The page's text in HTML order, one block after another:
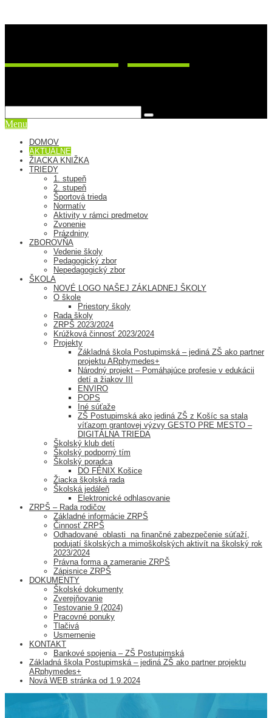
Menu
DOMOV
AKTUÁLNE
ŽIACKA KNIŽKA
TRIEDY
1. stupeň
2. stupeň
Športová trieda
Normatív
Aktivity v rámci predmetov
Zvonenie
Prázdniny
ZBOROVŇA
Vedenie školy
Pedagogický zbor
Nepedagogický zbor
ŠKOLA
NOVÉ LOGO NAŠEJ ZÁKLADNEJ ŠKOLY
O škole
Priestory školy
Rada školy
ZRPŠ 2023/2024
Krúžková činnosť 2023/2024
Projekty
Základná škola Postupimská – jediná ZŠ ako partner
projektu ARphymedes+
Národný projekt – Pomáhajúce profesie v edukácii
detí a žiakov III
ENVIRO
POPS
Iné súťaže
ZŠ Postupimská ako jediná ZŠ z Košíc sa stala
víťazom grantovej výzvy GESTO PRE MESTO –
DIGITÁLNA TRIEDA
Školský klub detí
Školský podporný tím
Školský poradca
DO FÉNIX Košice
Žiacka školská rada
Školská jedáleň
Elektronické odhlasovanie
ZRPŠ – Rada rodičov
Základné informácie ZRPŠ
Činnosť ZRPŠ
Odhadované oblasti na finančné zabezpečenie súťaží,
podujatí školských a mimoškolských aktivít na školský rok
2023/2024
Právna forma a zameranie ZRPŠ
Zápisnice ZRPŠ
DOKUMENTY
Školské dokumenty
Zverejňovanie
Testovanie 9 (2024)
Pracovné ponuky
Tlačivá
Usmernenie
KONTAKT
Bankové spojenia – ZŠ Postupimská
Základná škola Postupimská – jediná ZŠ ako partner projektu
ARphymedes+
Nová WEB stránka od 1.9.2024